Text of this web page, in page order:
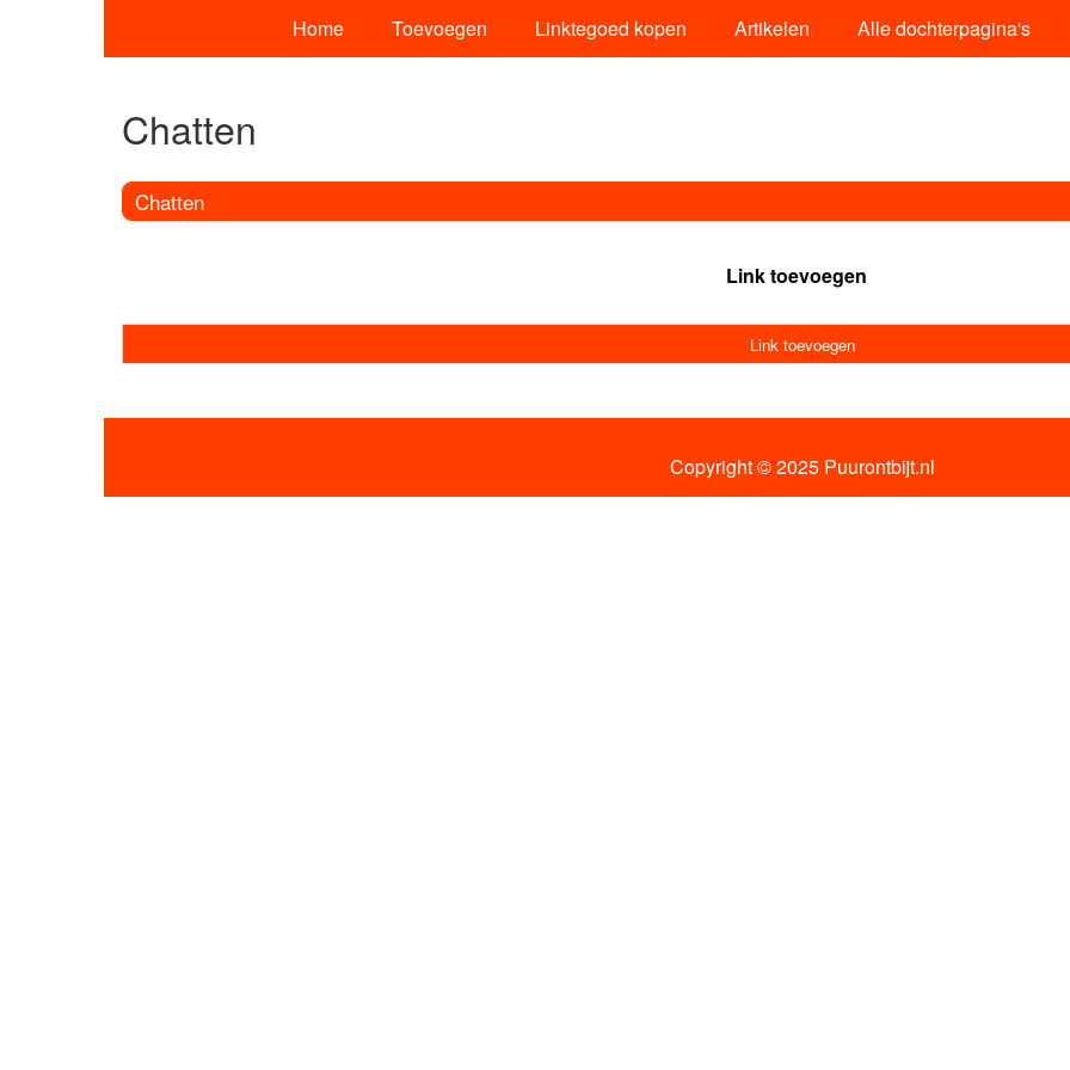
Home Toevoegen Linktegoed kopen Artikelen Alle dochterpagina's
Chatten
Chatten
Link toevoegen
Link toevoegen
Copyright © 2025 Puurontbijt.nl